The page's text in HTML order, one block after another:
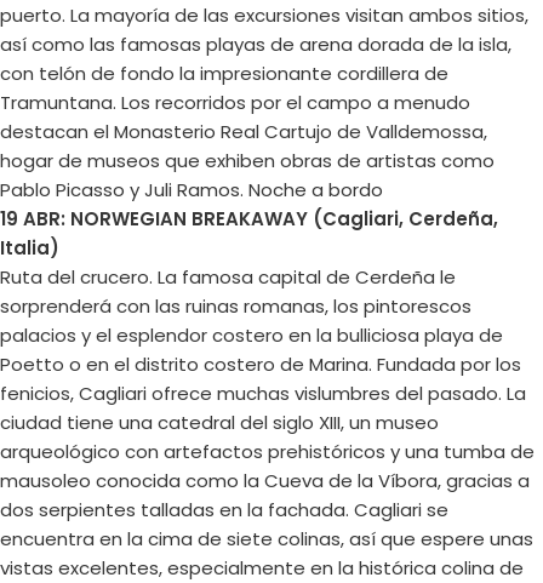
puerto. La mayoría de las excursiones visitan ambos sitios,
así como las famosas playas de arena dorada de la isla,
con telón de fondo la impresionante cordillera de
Tramuntana. Los recorridos por el campo a menudo
destacan el Monasterio Real Cartujo de Valldemossa,
hogar de museos que exhiben obras de artistas como
Pablo Picasso y Juli Ramos. Noche a bordo
19 ABR: NORWEGIAN BREAKAWAY (Cagliari, Cerdeña,
Italia)
Ruta del crucero. La famosa capital de Cerdeña le
sorprenderá con las ruinas romanas, los pintorescos
palacios y el esplendor costero en la bulliciosa playa de
Poetto o en el distrito costero de Marina. Fundada por los
fenicios, Cagliari ofrece muchas vislumbres del pasado. La
ciudad tiene una catedral del siglo XIII, un museo
arqueológico con artefactos prehistóricos y una tumba de
mausoleo conocida como la Cueva de la Víbora, gracias a
dos serpientes talladas en la fachada. Cagliari se
encuentra en la cima de siete colinas, así que espere unas
vistas excelentes, especialmente en la histórica colina de